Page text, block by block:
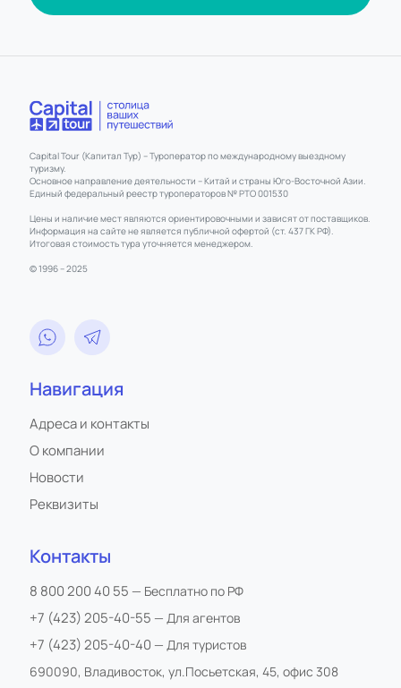
Capital Tour (Капитал Тур) – Туроператор по международному выездному
туризму.
Основное направление деятельности – Китай и страны Юго-Восточной Азии.
Единый федеральный реестр туроператоров № РТО 001530
Цены и наличие мест являются ориентировочными и зависят от поставщиков.
Информация на сайте не является публичной офертой (ст. 437 ГК РФ).
Итоговая стоимость тура уточняется менеджером.
© 1996 – 2025
Навигация
Адреса и контакты
О компании
Новости
Реквизиты
Контакты
8 800 200 40 55 — Бесплатно по РФ
+7 (423) 205-40-55 — Для агентов
+7 (423) 205-40-40 — Для туристов
690090, Владивосток, ул.Посьетская, 45, офис 308